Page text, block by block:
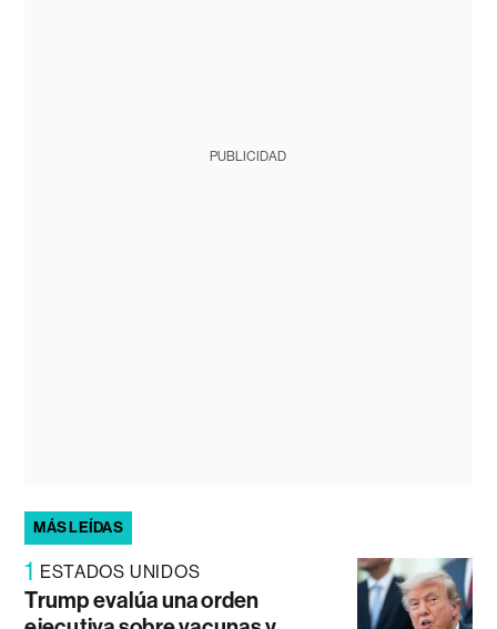
PUBLICIDAD
MÁS LEÍDAS
1 ESTADOS UNIDOS
Trump evalúa una orden